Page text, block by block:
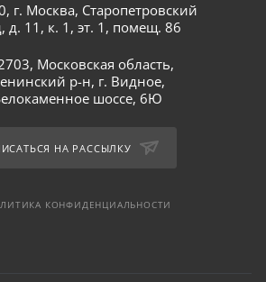
г. Москва, Старопетровский
д. 11, к. 1, эт. 1, помещ. 86
Московская область,
р-н, г. Видное,
шоссе, 6Ю
НА РАССЫЛКУ
КОНФИДЕНЦИАЛЬНОСТИ